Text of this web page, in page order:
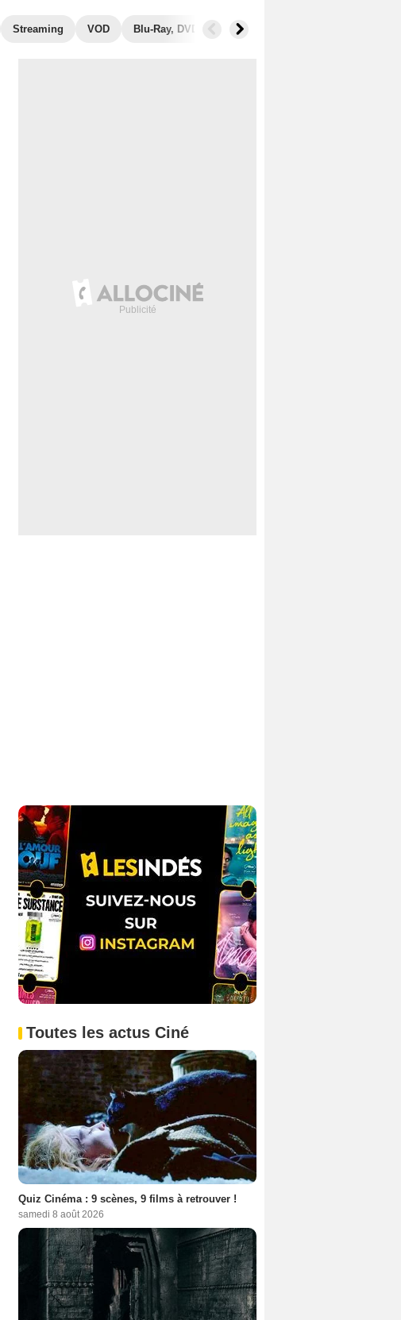
Streaming VOD Blu-Ray, DVD Photos
Toutes les actus Ciné
Quiz Cinéma : 9 scènes, 9 films à retrouver !
samedi 8 août 2026